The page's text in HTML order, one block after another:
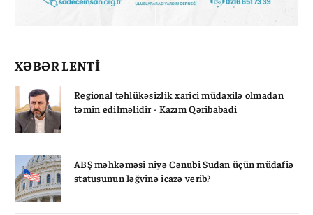
XƏBƏR LENTİ
Regional təhlükəsizlik xarici müdaxilə olmadan
təmin edilməlidir - Kazım Qəribabadi
ABŞ məhkəməsi niyə Cənubi Sudan üçün müdafiə
statusunun ləğvinə icazə verib?